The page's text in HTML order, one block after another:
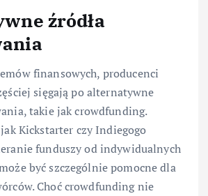
źródła
finansowych, producenci
sięgają po alternatywne
takie jak crowdfunding.
Kickstarter czy Indiegogo
funduszy od indywidualnych
być szczególnie pomocne dla
Choć crowdfunding nie